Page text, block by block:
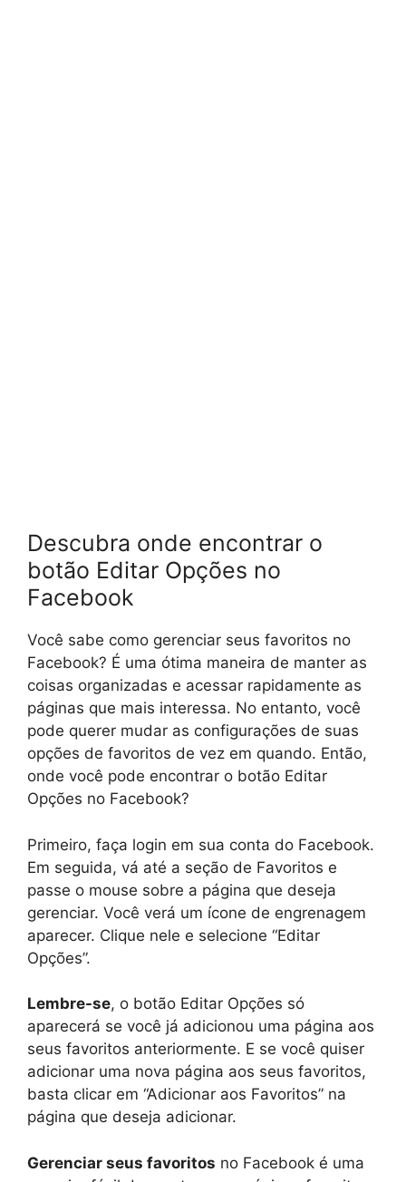
Descubra onde encontrar o
botão Editar Opções no
Facebook
Você sabe como gerenciar seus favoritos no
Facebook? É uma ótima maneira de manter as
coisas organizadas e acessar rapidamente as
páginas que mais interessa. No entanto, você
pode querer mudar as configurações de suas
opções de favoritos de vez em quando. Então,
onde você pode encontrar o botão Editar
Opções no Facebook?
Primeiro, faça login em sua conta do Facebook.
Em seguida, vá até a seção de Favoritos e
passe o mouse sobre a página que deseja
gerenciar. Você verá um ícone de engrenagem
aparecer. Clique nele e selecione “Editar
Opções”.
Lembre-se, o botão Editar Opções só
aparecerá se você já adicionou uma página aos
seus favoritos anteriormente. E se você quiser
adicionar uma nova página aos seus favoritos,
basta clicar em “Adicionar aos Favoritos” na
página que deseja adicionar.
Gerenciar seus favoritos no Facebook é uma